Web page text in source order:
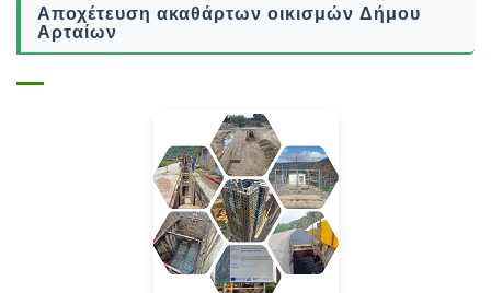
Αποχέτευση ακαθάρτων οικισμών Δήμου
Αρταίων